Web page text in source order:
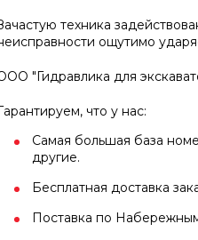
техника
ощутимо
"Гидравлика для
что у нас:
Самая большая база
другие.
Бесплатная доставка
Поставка по